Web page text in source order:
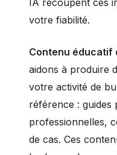
IA recoupent ces
votre fiabilité.
Contenu éducatif
aidons à produire
votre activité de
référence : guides
professionnelles,
de cas. Ces